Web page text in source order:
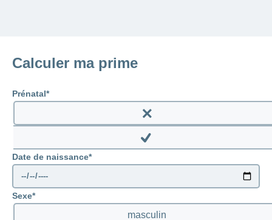
Calculer ma prime
Prénatal
Enable
prenatal
Disable
Date de naissance
Sexe
masculin